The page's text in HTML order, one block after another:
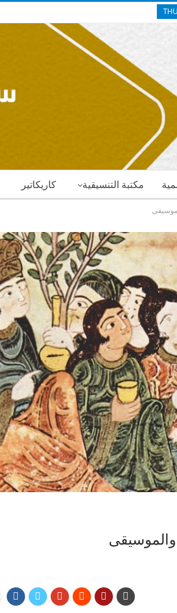
كاريكاتير مكتبة التنسيقية